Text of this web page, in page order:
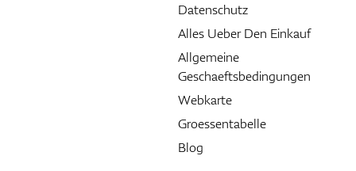
Datenschutz
Alles Ueber Den Einkauf
Allgemeine
Geschaeftsbedingungen
Webkarte
Groessentabelle
Blog